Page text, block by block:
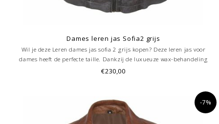
Dames leren jas Sofia2 grijs
Wil je deze Leren dames jas sofia 2 grijs kopen? Deze leren jas voor
dames heeft de perfecte taille. Dankzij de luxueuze wax-behandeling
absoluut uniek! Ritssluiting. Royale binnenzak altijd handig Trendy
€230,00
-7%